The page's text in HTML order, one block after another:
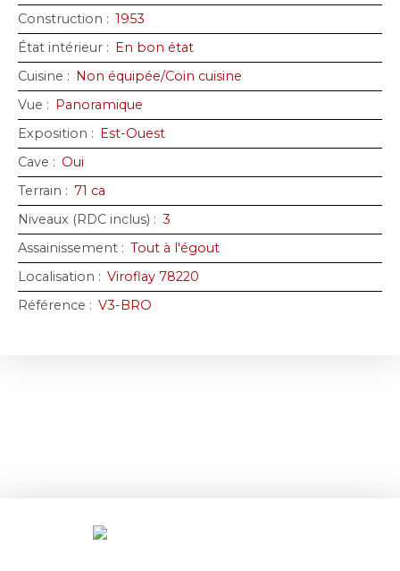
Construction : 1953
État intérieur : En bon état
Cuisine : Non équipée/Coin cuisine
Vue : Panoramique
Exposition : Est-Ouest
Cave : Oui
Terrain : 71 ca
Niveaux (RDC inclus) : 3
Assainissement : Tout à l'égout
Localisation : Viroflay 78220
Référence : V3-BRO